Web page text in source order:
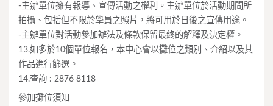
-主辦單位擁有報導、宣傳活動之權利。主辦單位於活動期間所
拍攝、包括但不限於學員之照片，將可用於日後之宣傳用途。
-主辦單位對活動參加辦法及條款保留最終的解釋及決定權。
13.如多於10個單位報名，本中心會以攤位之類別、介紹以及其
作品進行篩選。
14.查詢 : 2876 8118
參加攤位須知